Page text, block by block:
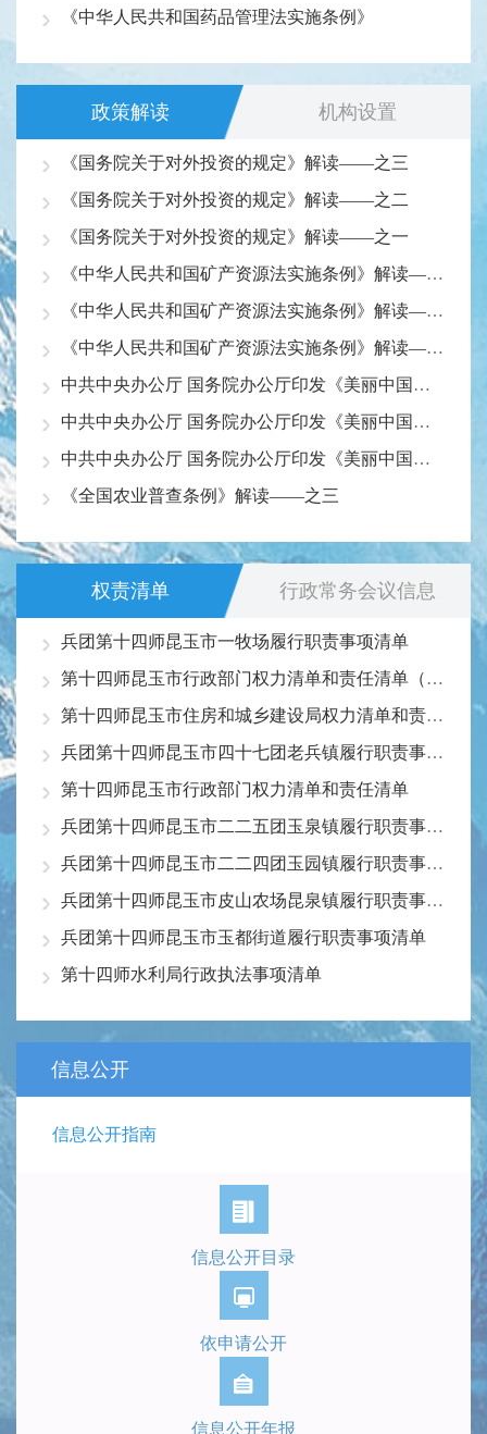
《中华人民共和国药品管理法实施条例》
政策解读 机构设置
《国务院关于对外投资的规定》解读——之三
《国务院关于对外投资的规定》解读——之二
《国务院关于对外投资的规定》解读——之一
《中华人民共和国矿产资源法实施条例》解读——之三
《中华人民共和国矿产资源法实施条例》解读——之二
《中华人民共和国矿产资源法实施条例》解读——之一
中共中央办公厅 国务院办公厅印发《美丽中国建设成效考核办法》解读——之三
中共中央办公厅 国务院办公厅印发《美丽中国建设成效考核办法》解读——之二
中共中央办公厅 国务院办公厅印发《美丽中国建设成效考核办法》解读——之一
《全国农业普查条例》解读——之三
权责清单 行政常务会议信息
兵团第十四师昆玉市一牧场履行职责事项清单
第十四师昆玉市行政部门权力清单和责任清单（市监局）
第十四师昆玉市住房和城乡建设局权力清单和责任清单
兵团第十四师昆玉市四十七团老兵镇履行职责事项清单
第十四师昆玉市行政部门权力清单和责任清单
兵团第十四师昆玉市二二五团玉泉镇履行职责事项清单
兵团第十四师昆玉市二二四团玉园镇履行职责事项清单
兵团第十四师昆玉市皮山农场昆泉镇履行职责事项清单
兵团第十四师昆玉市玉都街道履行职责事项清单
第十四师水利局行政执法事项清单
信息公开
信息公开指南
信息公开目录
依申请公开
信息公开年报